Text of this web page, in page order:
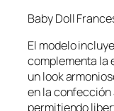
c
i
o
o
r
Baby Doll
El modelo
complementa la
un look
en la
permitiendo